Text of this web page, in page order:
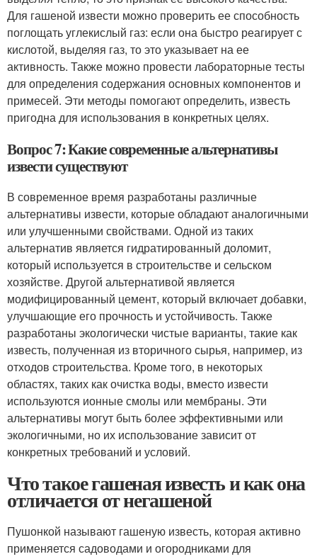
Для гашеной извести можно проверить ее способность
поглощать углекислый газ: если она быстро реагирует с
кислотой, выделяя газ, то это указывает на ее
активность. Также можно провести лабораторные тесты
для определения содержания основных компонентов и
примесей. Эти методы помогают определить, известь
пригодна для использования в конкретных целях.
Вопрос 7: Какие современные альтернативы
извести существуют
В современное время разработаны различные
альтернативы извести, которые обладают аналогичными
или улучшенными свойствами. Одной из таких
альтернатив является гидратированный доломит,
который используется в строительстве и сельском
хозяйстве. Другой альтернативой является
модифицированный цемент, который включает добавки,
улучшающие его прочность и устойчивость. Также
разработаны экологически чистые варианты, такие как
известь, полученная из вторичного сырья, например, из
отходов строительства. Кроме того, в некоторых
областях, таких как очистка воды, вместо извести
используются ионные смолы или мембраны. Эти
альтернативы могут быть более эффективными или
экологичными, но их использование зависит от
конкретных требований и условий.
Что такое гашеная известь и как она
отличается от негашеной
Пушонкой называют гашеную известь, которая активно
применяется садоводами и огородниками для